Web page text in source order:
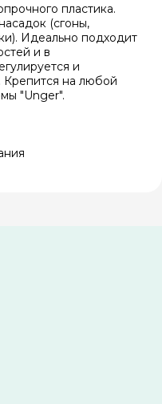
пластика.
(сгоны,
Идеально подходит
и в
и
Крепится на любой
"Unger".